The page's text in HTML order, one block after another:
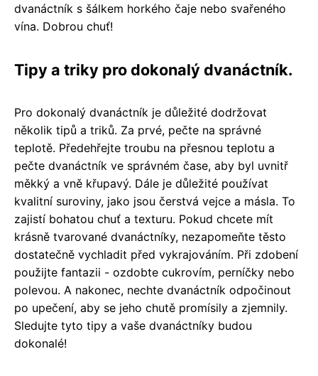
dvanáctník s šálkem horkého čaje nebo svařeného
vína. Dobrou chuť!
Tipy a triky pro dokonalý dvanáctník.
Pro dokonalý dvanáctník je důležité dodržovat
několik tipů a triků. Za prvé, pečte na správné
teplotě. Předehřejte troubu na přesnou teplotu a
pečte dvanáctník ve správném čase, aby byl uvnitř
měkký a vně křupavý. Dále je důležité používat
kvalitní suroviny, jako jsou čerstvá vejce a másla. To
zajistí bohatou chuť a texturu. Pokud chcete mít
krásně tvarované dvanáctníky, nezapomeňte těsto
dostatečně vychladit před vykrajováním. Při zdobení
použijte fantazii - ozdobte cukrovím, perníčky nebo
polevou. A nakonec, nechte dvanáctník odpočinout
po upečení, aby se jeho chutě promísily a zjemnily.
Sledujte tyto tipy a vaše dvanáctníky budou
dokonalé!